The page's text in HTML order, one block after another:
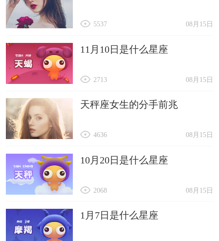
08月15日
5537
11月10日是什么星座
08月15日
2713
天秤座女生的分手前兆
08月15日
4636
10月20日是什么星座
08月15日
2068
1月7日是什么星座